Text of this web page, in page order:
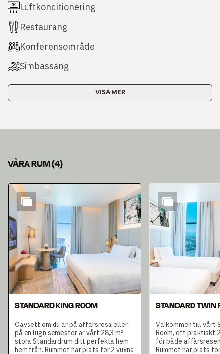
Luftkonditionering
Restaurang
Konferensområde
Simbassäng
VISA MER
VÅRA RUM(4)
Bild 1 av 4
STANDARD KING ROOM
Oavsett om du är på affärsresa eller
på en lugn semester är vårt 28,3 m²
stora Standardrum ditt perfekta hem
hemifrån. Rummet har plats för 2 vuxna
STANDARD TWIN
Välkommen till vårt
Room, ett praktiskt
för både
Rummet har plats